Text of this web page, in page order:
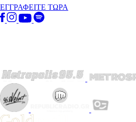
ΕΓΓΡΑΦΕΙΤΕ ΤΩΡΑ